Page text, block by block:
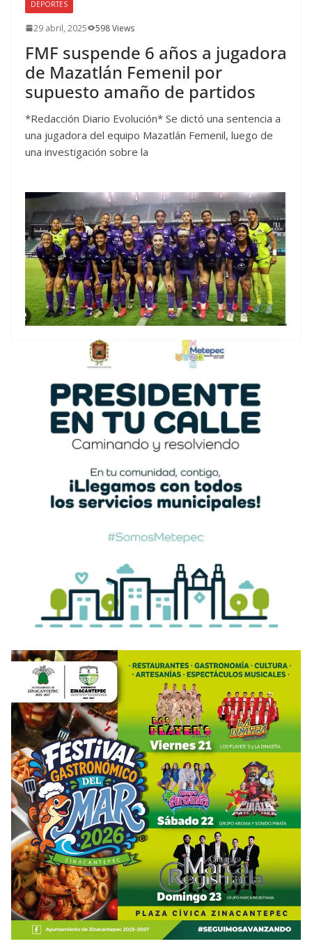
DEPORTES
29 abril, 2025 598 Views
FMF suspende 6 años a jugadora
de Mazatlán Femenil por
supuesto amaño de partidos
*Redacción Diario Evolución* Se dictó una sentencia a
una jugadora del equipo Mazatlán Femenil, luego de
una investigación sobre la